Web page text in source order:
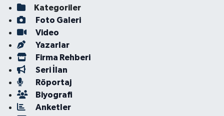
Kategoriler
Foto Galeri
Video
Yazarlar
Firma Rehberi
Seri İlan
Röportaj
Biyografi
Anketler